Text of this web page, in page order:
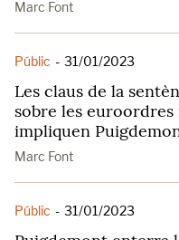
Marc Font
Públic - 31/01/2023
Les claus de la
sobre les euroordres
impliquen
Marc Font
Públic - 31/01/2023